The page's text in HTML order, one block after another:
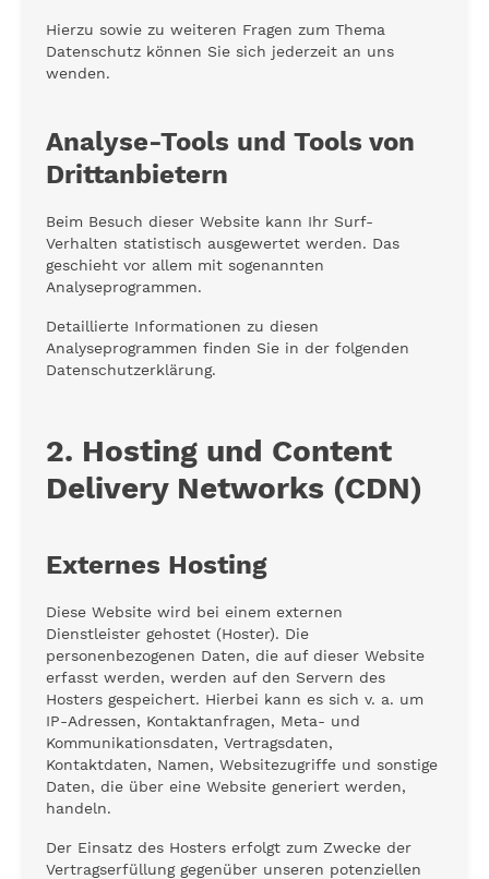
Hierzu sowie zu weiteren Fragen zum Thema
Datenschutz können Sie sich jederzeit an uns
wenden.
Analyse-Tools und Tools von
Dritt­anbietern
Beim Besuch dieser Website kann Ihr Surf-
Verhalten statistisch ausgewertet werden. Das
geschieht vor allem mit sogenannten
Analyseprogrammen.
Detaillierte Informationen zu diesen
Analyseprogrammen finden Sie in der folgenden
Datenschutzerklärung.
2. Hosting und Content
Delivery Networks (CDN)
Externes Hosting
Diese Website wird bei einem externen
Dienstleister gehostet (Hoster). Die
personenbezogenen Daten, die auf dieser Website
erfasst werden, werden auf den Servern des
Hosters gespeichert. Hierbei kann es sich v. a. um
IP-Adressen, Kontaktanfragen, Meta- und
Kommunikationsdaten, Vertragsdaten,
Kontaktdaten, Namen, Websitezugriffe und sonstige
Daten, die über eine Website generiert werden,
handeln.
Der Einsatz des Hosters erfolgt zum Zwecke der
Vertragserfüllung gegenüber unseren potenziellen